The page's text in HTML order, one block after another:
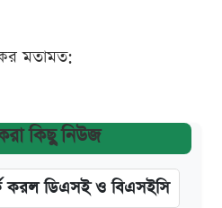
মতামত:
কিছু নিউজ
করল ডিএসই ও বিএসইসি